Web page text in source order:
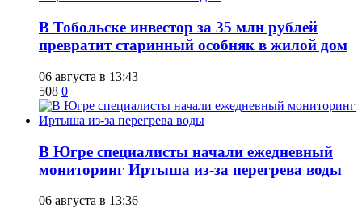
В Тобольске инвестор за 35 млн рублей
превратит старинный особняк в жилой дом
06 августа в 13:43
508 0
В Югре специалисты начали ежедневный
мониторинг Иртыша из-за перегрева воды
06 августа в 13:36